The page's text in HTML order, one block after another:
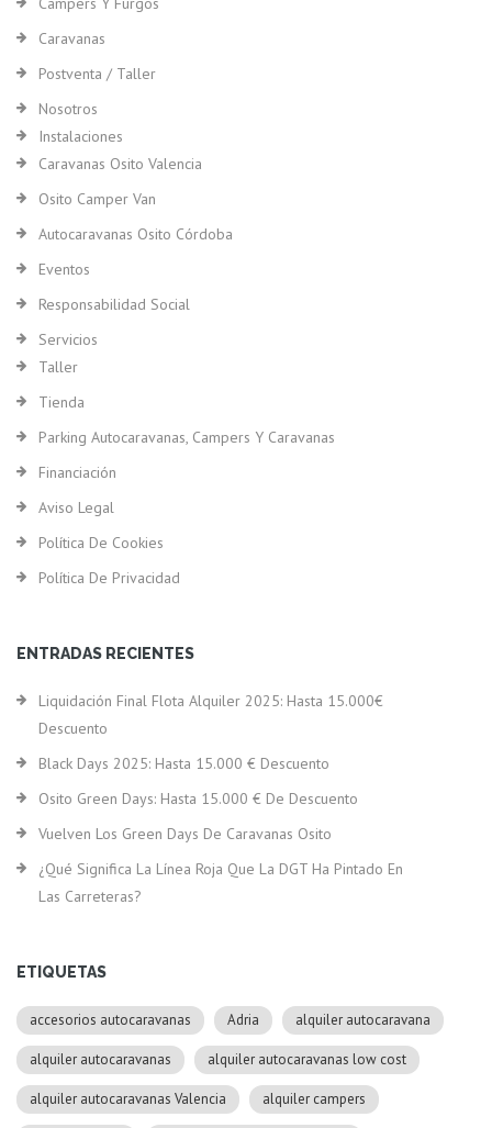
Caravanas
Postventa / Taller
Nosotros
Instalaciones
Caravanas Osito Valencia
Osito Camper Van
Autocaravanas Osito Córdoba
Eventos
Responsabilidad Social
Servicios
Taller
Tienda
Parking Autocaravanas, Campers Y Caravanas
Financiación
Aviso Legal
Política De Cookies
Política De Privacidad
ENTRADAS RECIENTES
Liquidación Final Flota Alquiler 2025: Hasta 15.000€
Descuento
Black Days 2025: Hasta 15.000 € Descuento
Osito Green Days: Hasta 15.000 € De Descuento
Vuelven Los Green Days De Caravanas Osito
¿Qué Significa La Línea Roja Que La DGT Ha Pintado En
Las Carreteras?
ETIQUETAS
accesorios autocaravanas Adria alquiler autocaravana
alquiler autocaravanas alquiler autocaravanas low cost
alquiler autocaravanas Valencia alquiler campers